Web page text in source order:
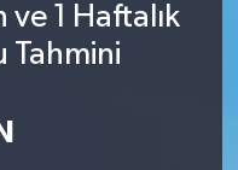
ve 1 Haftalık
Tahmini
Fikstür